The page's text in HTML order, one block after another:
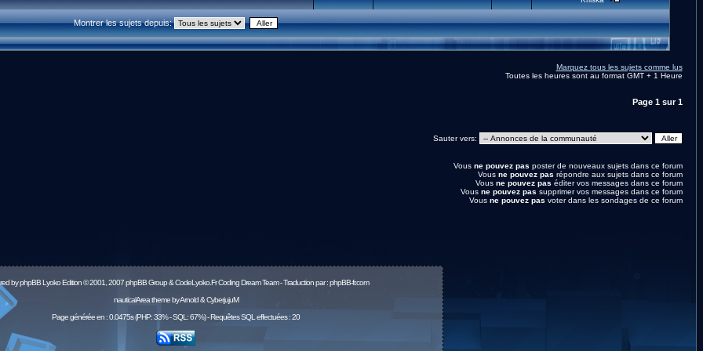
Montrer les sujets depuis:
Marquez tous les sujets comme lus
Toutes les heures sont au format GMT + 1 Heure
Page 1sur1
Sauter vers:
Vous ne pouvez pas poster de nouveaux sujets dans ce forum
Vous ne pouvez pas répondre aux sujets dans ce forum
Vous ne pouvez pas éditer vos messages dans ce forum
Vous ne pouvez pas supprimer vos messages dans ce forum
Vous ne pouvez pas voter dans les sondages de ce forum
byphpBBLyoko Edition © 2001, 2007 phpBB Group & CodeLyoko.Fr Coding Dream Team - Traduction par :phpBB-fr.com
nauticalArea theme by Arnold & CyberjujuM
Page générée en : 0.0475s (PHP: 33% - SQL: 67%) - Requêtes SQL effectuées : 20